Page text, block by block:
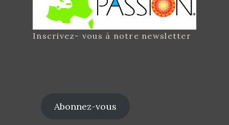
Inscrivez- vous à notre newsletter
Abonnez-vous